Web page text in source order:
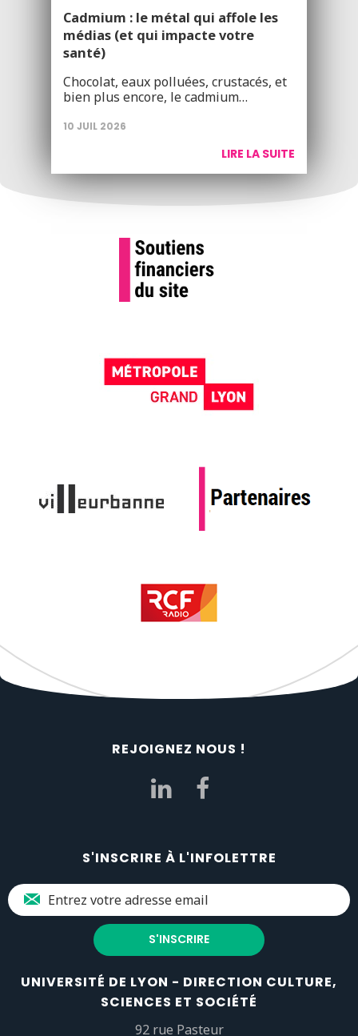
Cadmium : le métal qui affole les
médias (et qui impacte votre
santé)
Chocolat, eaux polluées, crustacés, et
bien plus encore, le cadmium…
10 JUIL 2026
LIRE LA SUITE
REJOIGNEZ NOUS !
S'INSCRIRE À L'INFOLETTRE
UNIVERSITÉ DE LYON - DIRECTION CULTURE,
SCIENCES ET SOCIÉTÉ
92 rue Pasteur